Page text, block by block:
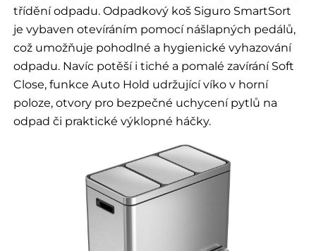
třídění odpadu. Odpadkový koš Siguro SmartSort
je vybaven otevíráním pomocí nášlapných pedálů,
což umožňuje pohodlné a hygienické vyhazování
odpadu. Navíc potěší i tiché a pomalé zavírání Soft
Close, funkce Auto Hold udržující víko v horní
poloze, otvory pro bezpečné uchycení pytlů na
odpad či praktické výklopné háčky.